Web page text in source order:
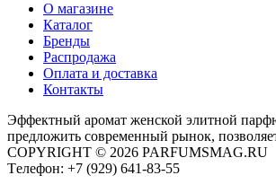
О магазине
Каталог
Бренды
Распродажа
Оплата и доставка
Контакты
Эффектный аромат женской элитной
предложить современный рынок,
COPYRIGHT © 2026 PARFUMSMAG.RU
Tелефон: +7 (929) 641-83-55